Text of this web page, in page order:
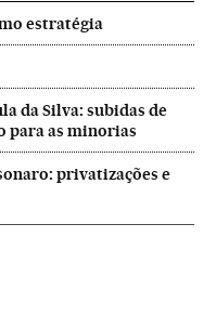
estratégia
da Silva: subidas de
para as minorias
privatizações e